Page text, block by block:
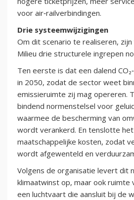
voor air‑railverbindingen.
Drie systeemwijzigingen
Om dit scenario te realiseren,
Milieu drie structurele ingrepen
Ten eerste is dat een dalend
in 2050, zodat de sector weet
emissieruimte zij mag opereren.
bindend normenstelsel voor
waarmee de bescherming van
wordt verankerd. En tenslotte
maatschappelijke kosten, zodat
wordt afgewenteld en
Volgens de organisatie levert dit
klimaatwinst op, maar ook ruimte
een luchtvaart die aansluit bij de